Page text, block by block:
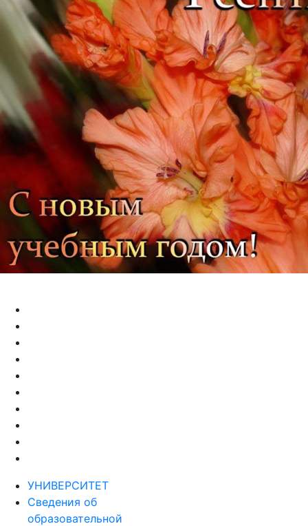
УНИВЕРСИТЕТ
Сведения об
образовательной